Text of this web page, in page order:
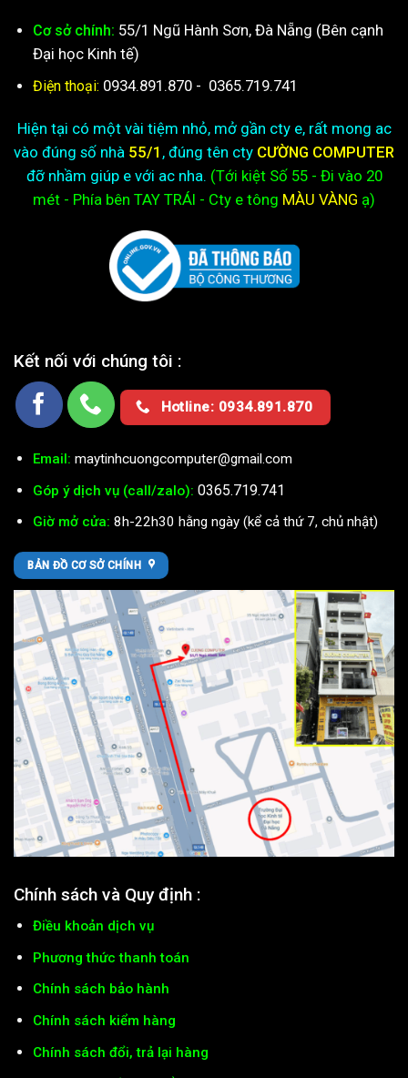
Cơ sở chính: 55/1 Ngũ Hành Sơn, Đà Nẵng (Bên cạnh
Đại học Kinh tế)
Điện thoại: 0934.891.870 - 0365.719.741
Hiện tại có một vài tiệm nhỏ, mở gần cty e, rất mong ac
vào đúng số nhà 55/1 , đúng tên cty CƯỜNG COMPUTER
đỡ nhầm giúp e với ac nha. (Tới kiệtSố 55 - Đi vào 20
mét - Phía bên TAY TRÁI - Cty e tông MÀU VÀNG ạ)
Kết nối với chúng tôi :
Hotline: 0934.891.870
Email: maytinhcuongcomputer@gmail.com
Góp ý dịch vụ (call/zalo): 0365.719.741
Giờ mở cửa: 8h-22h30 hằng ngày (kể cả thứ 7, chủ nhật)
BẢN ĐỒ CƠ SỞ CHÍNH
Chính sách và Quy định :
Điều khoản dịch vụ
Phương thức thanh toán
Chính sách bảo hành
Chính sách kiểm hàng
Chính sách đổi, trả lại hàng